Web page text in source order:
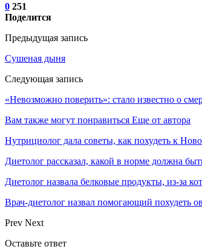
0 251
Поделится
Предыдущая запись
Сушеная дыня
Следующая запись
«Невозможно поверить»: стало известно о
Вам также могут понравиться Еще от автора
Нутрициолог дала советы, как похудеть к
Диетолог рассказал, какой в норме должна
Диетолог назвала белковые продукты, из-за
Врач-диетолог назвал помогающий похудеть
Prev Next
Оставьте ответ